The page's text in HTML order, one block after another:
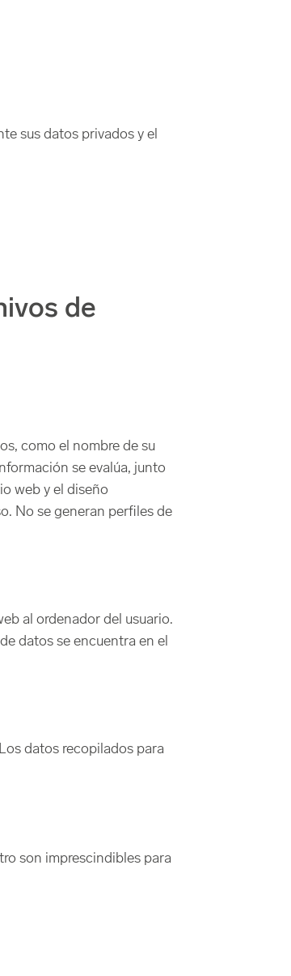
sus datos privados y el
de
como el nombre de su
se evalúa, junto
web y el diseño
No se generan perfiles de
al ordenador del usuario.
datos se encuentra en el
datos recopilados para
son imprescindibles para